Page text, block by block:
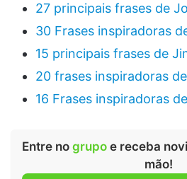
27 principais frases de
30 Frases inspiradoras
15 principais frases de
20 frases inspiradoras
16 Frases inspiradoras
Entre no grupo e receba
mão!